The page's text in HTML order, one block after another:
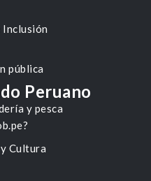
Inclusión
pública
y pesca
Cultura
Peruano